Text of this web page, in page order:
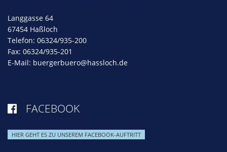
Langgasse 64
67454 Haßloch
Telefon: 06324/935-200
Fax: 06324/935-201
E-Mail: buergerbuero@hassloch.de
 FACEBOOK
HIER GEHT ES ZU UNSEREM FACEBOOK-AUFTRITT